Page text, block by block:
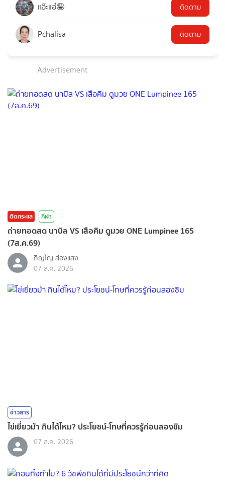
แอ๊ะแอ๋🤪 ติดตาม
Pchalisa ติดตาม
Advertisement
ติดกระแส กีฬา
ถ่ายทอดสด นาบิล VS เสือคิม ดูมวย ONE Lumpinee 165
(7ส.ค.69)
ภิญโญ ส่องแสง
07 ส.ค. 2026
ข่าวสาร
ไข่เยี่ยวม้า กินได้ไหม? ประโยชน์-โทษที่ควรรู้ก่อนลองชิม
07 ส.ค. 2026